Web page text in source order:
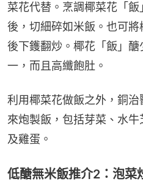
菜花代替。烹調椰菜花「
後，切細碎如米飯。也可
後下鑊翻炒。椰花「飯」
一，而且高纖飽肚。
利用椰菜花做飯之外，銅
來炮製飯，包括芽菜、水
及雞蛋。
低醣無米飯推介2：泡菜